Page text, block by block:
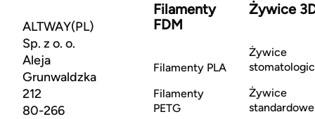
ALTWAY(PL)
Sp. z o. o.
Aleja
Grunwaldzka
212
80-266
Filamenty
FDM
Filamenty PLA
Filamenty
PETG
Żywice
Żywice
Żywice
standardowe